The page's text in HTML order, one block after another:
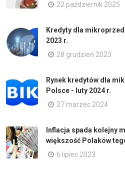
22 październik 2025
Kredyty dla
2023 r.
28 grudzień 2023
Rynek kredytów dla
Polsce - luty 2024 r.
27 marzec 2024
Inflacja spada kolejny
większość Polaków
6 lipiec 2023